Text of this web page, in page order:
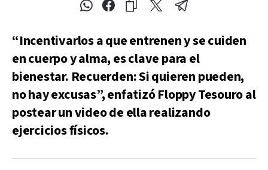
“Incentivarlos a que entrenen y se cuiden
en cuerpo y alma, es clave para el
bienestar. Recuerden: Si quieren pueden,
no hay excusas”, enfatizó Floppy Tesouro al
postear un video de ella realizando
ejercicios físicos.